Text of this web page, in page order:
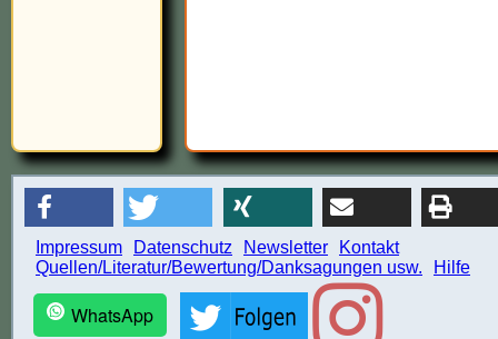
Impressum Datenschutz Newsletter
Kontakt
Quellen/Literatur/Bewertung/Danksagungen usw.
Hilfe
WhatsApp